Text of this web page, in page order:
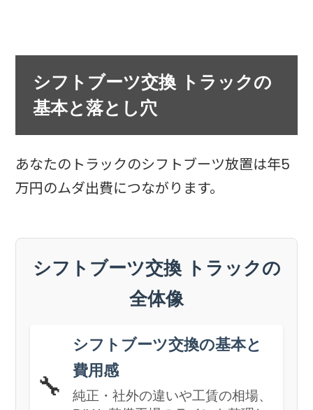
シフトブーツ交換 トラックの
基本と落とし穴
あなたのトラックのシフトブーツ放置は年5
万円のムダ出費につながります。
シフトブーツ交換 トラックの
全体像
🔧
シフトブーツ交換の基本と
費用感
純正・社外の違いや工賃の相場、